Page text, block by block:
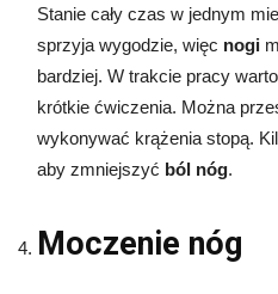
Stanie cały czas w jednym
sprzyja wygodzie, więc nogi
bardziej. W trakcie pracy
krótkie ćwiczenia. Można
wykonywać krążenia stopą.
aby zmniejszyć ból nóg.
Moczenie nóg